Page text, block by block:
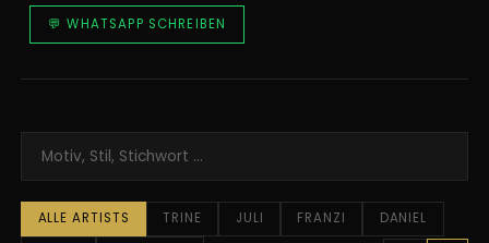
💬 WHATSAPP SCHREIBEN
ALLE ARTISTS TRINE JULI FRANZI
DANIEL